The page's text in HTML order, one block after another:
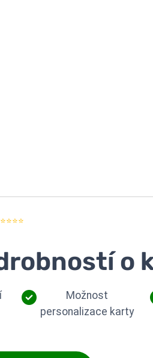
o
Možnost
personalizace karty